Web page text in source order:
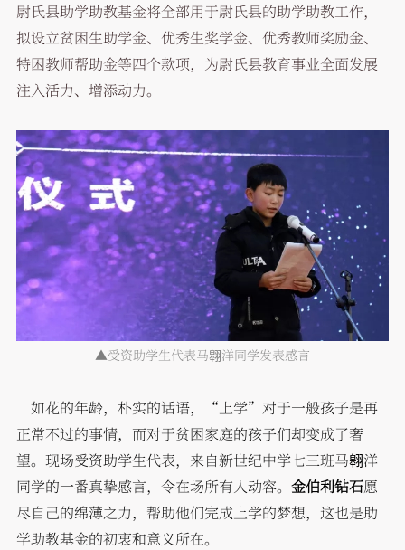
尉氏县助学助教基金将全部用于尉氏县的助学助教工作，
拟设立贫困生助学金、优秀生奖学金、优秀教师奖励金、
特困教师帮助金等四个款项，为尉氏县教育事业全面发展
注入活力、增添动力。
▲受资助学生代表马翱洋同学发表感言
如花的年龄，朴实的话语，“上学”对于一般孩子是再
正常不过的事情，而对于贫困家庭的孩子们却变成了奢
望。现场受资助学生代表，来自新世纪中学七三班马翱洋
同学的一番真挚感言，令在场所有人动容。 金伯利钻石愿
尽自己的绵薄之力，帮助他们完成上学的梦想，这也是助
学助教基金的初衷和意义所在。